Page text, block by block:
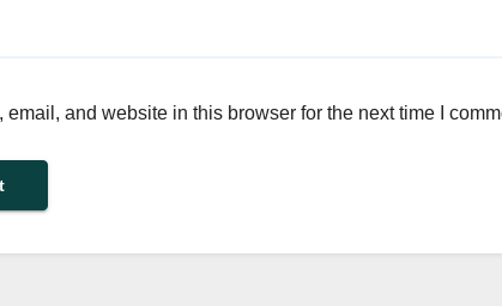
email, and website in this browser for the next time I